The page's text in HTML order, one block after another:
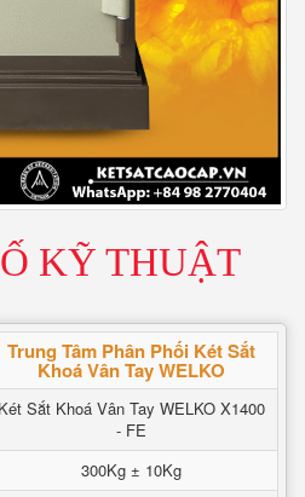
KỸ THUẬT
Trung Tâm Phân Phối Két Sắt
Khoá Vân Tay WELKO
Két Sắt Khoá Vân Tay WELKO X1400
- FE
300Kg ± 10Kg